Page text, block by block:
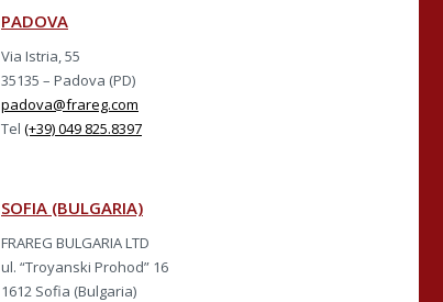
PADOVA
Via Istria, 55
35135 – Padova (PD)
padova@frareg.com
Tel (+39) 049 825.8397
SOFIA (BULGARIA)
FRAREG BULGARIA LTD
ul. “Troyanski Prohod” 16
1612 Sofia (Bulgaria)